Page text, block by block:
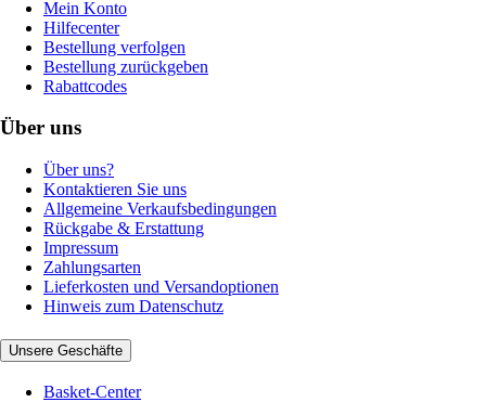
Mein Konto
Hilfecenter
Bestellung verfolgen
Bestellung zurückgeben
Rabattcodes
Über uns
Über uns?
Kontaktieren Sie uns
Allgemeine Verkaufsbedingungen
Rückgabe & Erstattung
Impressum
Zahlungsarten
Lieferkosten und Versandoptionen
Hinweis zum Datenschutz
Unsere Geschäfte
Basket-Center